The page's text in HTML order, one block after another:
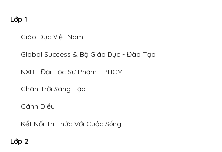
Lớp 1
Giáo Dục Việt Nam
Global Success & Bộ Giáo Dục - Đào Tạo
NXB - Đại Học Sư Phạm TPHCM
Chân Trời Sáng Tạo
Cánh Diều
Kết Nối Tri Thức Với Cuộc Sống
Lớp 2